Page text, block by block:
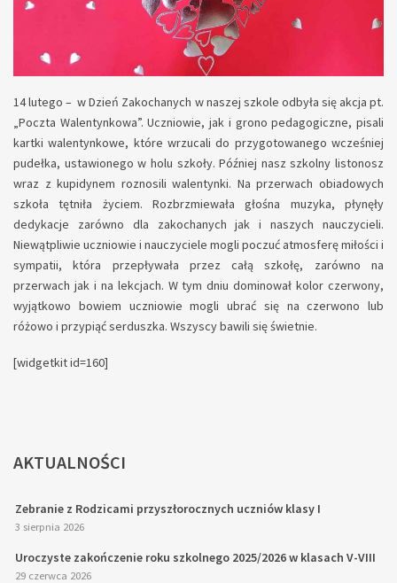
14 lutego – w Dzień Zakochanych w naszej szkole odbyła się akcja pt.
„Poczta Walentynkowa”. Uczniowie, jak i grono pedagogiczne, pisali
kartki walentynkowe, które wrzucali do przygotowanego wcześniej
pudełka, ustawionego w holu szkoły. Później nasz szkolny listonosz
wraz z kupidynem roznosili walentynki. Na przerwach obiadowych
szkoła tętniła życiem. Rozbrzmiewała głośna muzyka, płynęły
dedykacje zarówno dla zakochanych jak i naszych nauczycieli.
Niewątpliwie uczniowie i nauczyciele mogli poczuć atmosferę miłości i
sympatii, która przepływała przez całą szkołę, zarówno na
przerwach jak i na lekcjach. W tym dniu dominował kolor czerwony,
wyjątkowo bowiem uczniowie mogli ubrać się na czerwono lub
różowo i przypiąć serduszka. Wszyscy bawili się świetnie.
[widgetkit id=160]
AKTUALNOŚCI
Zebranie z Rodzicami przyszłorocznych uczniów klasy I
3 sierpnia 2026
Uroczyste zakończenie roku szkolnego 2025/2026 w klasach V-VIII
29 czerwca 2026